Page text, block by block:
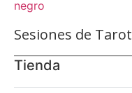
Sesiones de Tarot
Tienda